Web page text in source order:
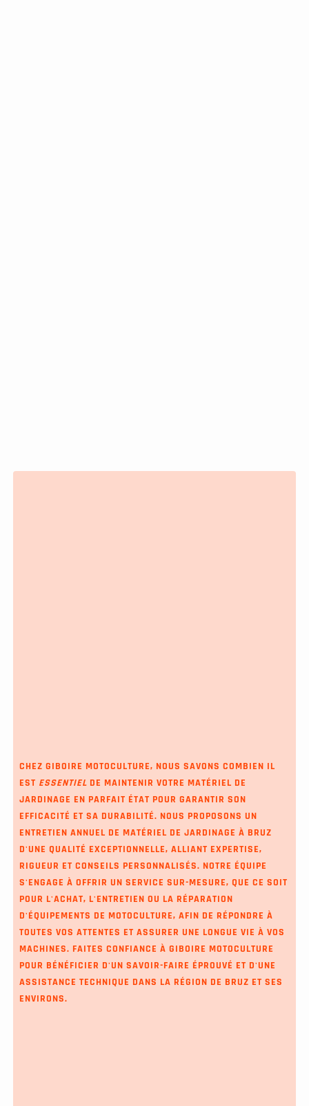
CHEZ GIBOIRE MOTOCULTURE, NOUS SAVONS COMBIEN IL
EST ESSENTIEL DE MAINTENIR VOTRE MATÉRIEL DE
JARDINAGE EN PARFAIT ÉTAT POUR GARANTIR SON
EFFICACITÉ ET SA DURABILITÉ. NOUS PROPOSONS UN
ENTRETIEN ANNUEL DE MATÉRIEL DE JARDINAGE À BRUZ
D'UNE QUALITÉ EXCEPTIONNELLE, ALLIANT EXPERTISE,
RIGUEUR ET CONSEILS PERSONNALISÉS. NOTRE ÉQUIPE
S'ENGAGE À OFFRIR UN SERVICE SUR-MESURE, QUE CE SOIT
POUR L'ACHAT, L'ENTRETIEN OU LA RÉPARATION
D'ÉQUIPEMENTS DE MOTOCULTURE, AFIN DE RÉPONDRE À
TOUTES VOS ATTENTES ET ASSURER UNE LONGUE VIE À VOS
MACHINES. FAITES CONFIANCE À GIBOIRE MOTOCULTURE
POUR BÉNÉFICIER D'UN SAVOIR-FAIRE ÉPROUVÉ ET D'UNE
ASSISTANCE TECHNIQUE DANS LA RÉGION DE BRUZ ET SES
ENVIRONS.